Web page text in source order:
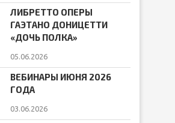
ЛИБРЕТТО ОПЕРЫ
ГАЭТАНО ДОНИЦЕТТИ
«ДОЧЬ ПОЛКА»
05.06.2026
ВЕБИНАРЫ ИЮНЯ 2026
ГОДА
03.06.2026